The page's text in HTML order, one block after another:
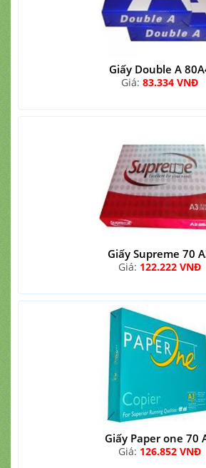
Giấy Double A
Giá: 83.334 VNĐ
Giấy Supreme 70
Giá: 122.222 VNĐ
Giấy Paper one 70
Giá: 126.852 VNĐ